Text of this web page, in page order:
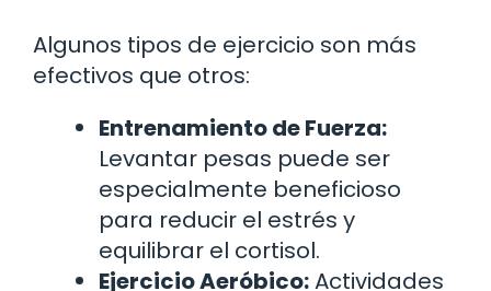
Algunos tipos de ejercicio son más
efectivos que otros:
Entrenamiento de Fuerza:
Levantar pesas puede ser
especialmente beneficioso
para reducir el estrés y
equilibrar el cortisol.
Ejercicio Aeróbico:Actividades